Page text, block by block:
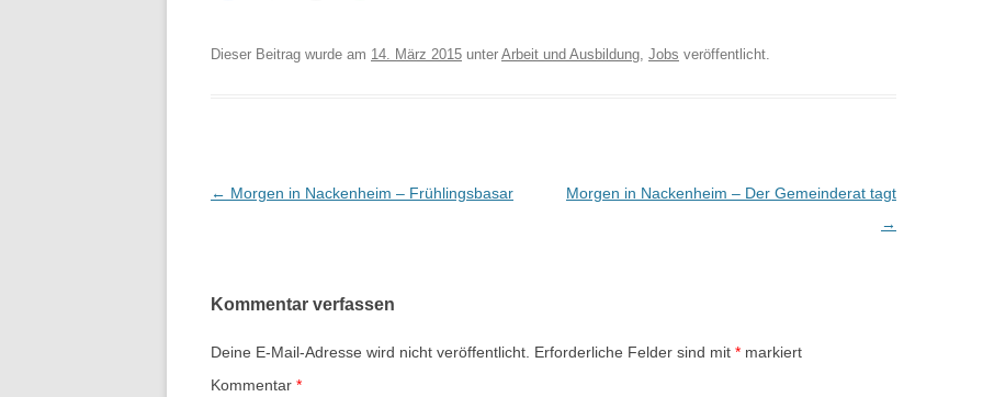
Dieser Beitrag wurde am 14. März 2015 unter Arbeit und Ausbildung, Jobs veröffentlicht.
Beitrags-
← Morgen in Nackenheim – Frühlingsbasar
Morgen in Nackenheim – Der Gemeinderat tagt
→
Kommentar verfassen
Deine E-Mail-Adresse wird nicht veröffentlicht. Erforderliche Felder sind mit * markiert
Kommentar *